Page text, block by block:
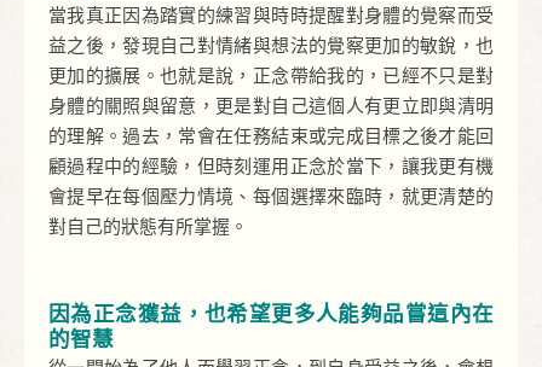
當我真正因為踏實的練習與時時提醒對身體的覺察而受
益之後，發現自己對情緒與想法的覺察更加的敏銳，也
更加的擴展。也就是說，正念帶給我的，已經不只是對
身體的關照與留意，更是對自己這個人有更立即與清明
的理解。過去，常會在任務結束或完成目標之後才能回
顧過程中的經驗，但時刻運用正念於當下，讓我更有機
會提早在每個壓力情境、每個選擇來臨時，就更清楚的
對自己的狀態有所掌握。
因為正念獲益，也希望更多人能夠品嘗這內在
的智慧